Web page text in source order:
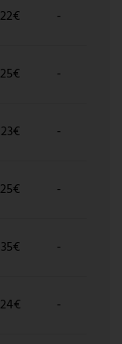
22€ -
25€ -
23€ -
25€ -
35€ -
24€ -